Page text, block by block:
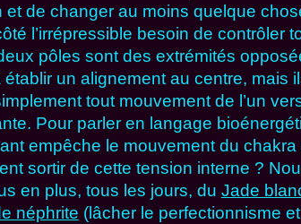
et de changer au moins quelque
l’irrépressible besoin de contrôler
pôles sont des extrémités
un alignement au centre, mais
tout mouvement de l’un
Pour parler en langage
empêche le mouvement du chakra
sortir de cette tension interne ?
en plus, tous les jours, du Jade
néphrite (lâcher le perfectionnisme